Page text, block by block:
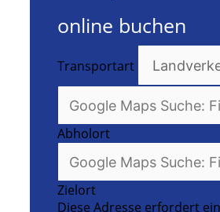
online buchen
Transportart
Abholort
Zielort
Diese Adresse erfordert